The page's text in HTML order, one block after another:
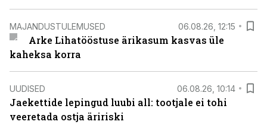
MAJANDUSTULEMUSED 06.08.26, 12:15
Arke Lihatööstuse ärikasum kasvas üle
kaheksa korra
UUDISED 06.08.26, 10:14
Jaekettide lepingud luubi all: tootjale ei tohi
veeretada ostja äririski